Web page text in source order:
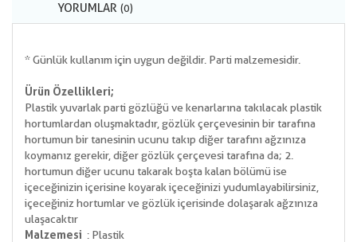
YORUMLAR (0)
* Günlük kullanım için uygun değildir. Parti malzemesidir.
Ürün Özellikleri;
Plastik yuvarlak parti gözlüğü ve kenarlarına takılacak plastik
hortumlardan oluşmaktadır, gözlük çerçevesinin bir tarafına
hortumun bir tanesinin ucunu takıp diğer tarafını ağzınıza
koymanız gerekir, diğer gözlük çerçevesi tarafına da; 2.
hortumun diğer ucunu takarak boşta kalan bölümü ise
içeceğinizin içerisine koyarak içeceğinizi yudumlayabilirsiniz,
içeceğiniz hortumlar ve gözlük içerisinde dolaşarak ağzınıza
ulaşacaktır
Malzemesi : Plastik